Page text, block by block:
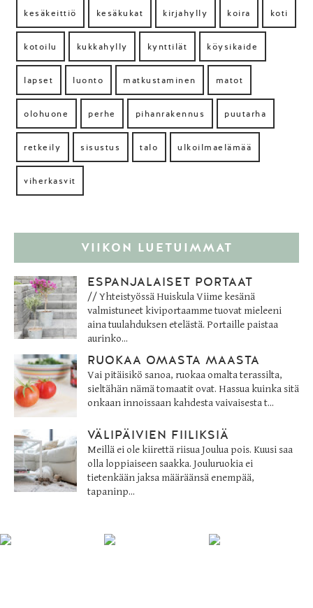
kesäkeittiö kesäkukat kirjahylly koira koti
kotoilu kukkahylly kynttilät köysikaide
lapset luonto matkustaminen matot
olohuone perhe pihanrakennus puutarha
retkeily sisustus talo ulkoilmaelämää
viherkasvit
VIIKON LUETUIMMAT
ESPANJALAISET PORTAAT
// Yhteistyössä Huiskula Viime kesänä
valmistuneet kiviportaamme tuovat mieleeni
aina tuulahduksen etelästä. Portaille paistaa
aurinko...
RUOKAA OMASTA MAASTA
Vai pitäisikö sanoa, ruokaa omalta terassilta,
sieltähän nämä tomaatit ovat. Hassua kuinka sitä
onkaan innoissaan kahdesta vaivaisesta t...
VÄLIPÄIVIEN FIILIKSIÄ
Meillä ei ole kiirettä riisua Joulua pois. Kuusi saa
olla loppiaiseen saakka. Jouluruokia ei
tietenkään jaksa määräänsä enempää,
tapaninp...